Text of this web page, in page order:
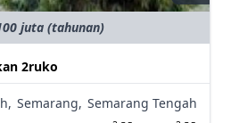
juta (tahunan)
2ruko
Semarang, Semarang Tengah